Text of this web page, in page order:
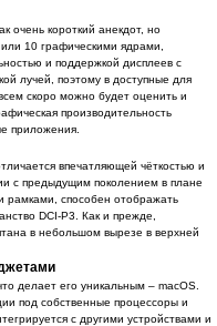
очень короткий анекдот, но
10 графическими ядрами,
и поддержкой дисплеев с
лучей, поэтому в доступные для
скоро можно будет оценить и
производительность
приложения.
впечатляющей чёткостью и
с предыдущим поколением в плане
рамками, способен отображать
DCI-P3. Как и прежде,
в небольшом вырезе в верхней
делает его уникальным – macOS.
под собственные процессоры и
с другими устройствами и